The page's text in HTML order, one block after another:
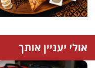
אולי יעניין אותך